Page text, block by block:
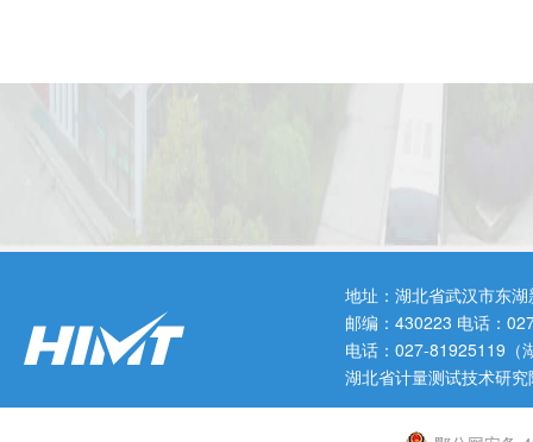
地址：湖北省武汉市东
邮编：430223 电话：
电话：027-81925119（
湖北省计量测试技术研